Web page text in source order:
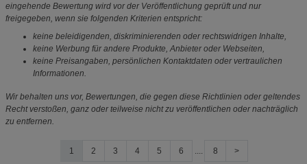
eingehende Bewertung wird vor der Veröffentlichung geprüft und nur
freigegeben, wenn sie folgenden Kriterien entspricht:
keine beleidigenden, diskriminierenden oder rechtswidrigen Inhalte,
keine Werbung für andere Produkte, Anbieter oder Webseiten,
keine Preisangaben, persönlichen Kontaktdaten oder vertraulichen
Informationen.
Wir behalten uns vor, Bewertungen, die gegen diese Richtlinien oder geltendes
Recht verstoßen, ganz oder teilweise nicht zu veröffentlichen oder nachträglich
zu entfernen.
1 2 3 4 5 6 .... 8 >